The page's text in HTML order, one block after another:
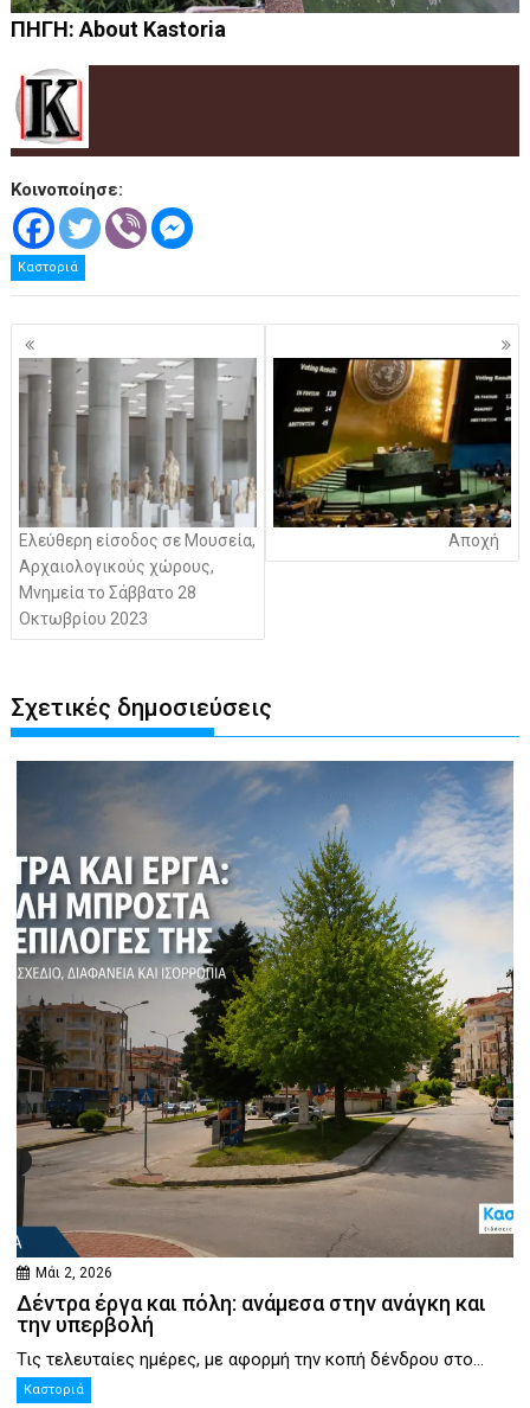
ΠΗΓΗ: About Kastoria
Κοινοποίησε:
Καστοριά
Πλοήγηση
άρθρων
Ελεύθερη είσοδος σε Μουσεία,
Αρχαιολογικούς χώρους,
Μνημεία το Σάββατο 28
Οκτωβρίου 2023
Αποχή
Σχετικές δημοσιεύσεις
Μάι 2, 2026
Δέντρα έργα και πόλη: ανάμεσα στην ανάγκη και
την υπερβολή
Τις τελευταίες ημέρες, με αφορμή την κοπή δένδρου στο...
Καστοριά